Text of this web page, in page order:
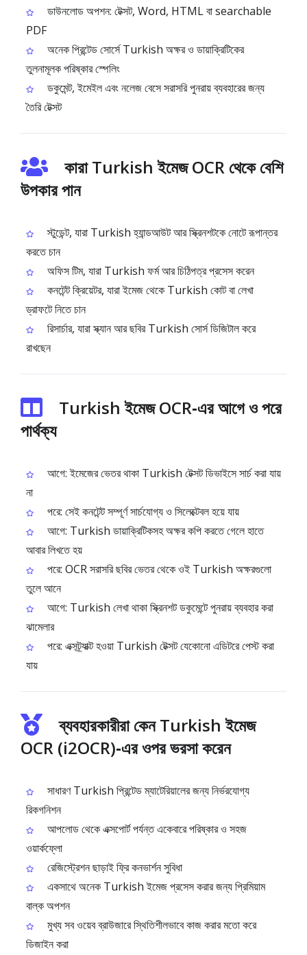
ডাউনলোড অপশন: টেক্সট, Word, HTML বা searchable
PDF
অনেক প্রিন্টেড সোর্সে Turkish অক্ষর ও ডায়াক্রিটিকের
তুলনামূলক পরিষ্কার স্পেলিং
ডকুমেন্ট, ইমেইল এবং নলেজ বেসে সরাসরি পুনরায় ব্যবহারের জন্য
তৈরি টেক্সট
কারা Turkish ইমেজ OCR থেকে বেশি
উপকার পান
স্টুডেন্ট, যারা Turkish হ্যান্ডআউট আর স্ক্রিনশটকে নোটে রূপান্তর
করতে চান
অফিস টিম, যারা Turkish ফর্ম আর চিঠিপত্র প্রসেস করেন
কনটেন্ট ক্রিয়েটর, যারা ইমেজ থেকে Turkish কোট বা লেখা
ড্রাফটে নিতে চান
রিসার্চার, যারা স্ক্যান আর ছবির Turkish সোর্স ডিজিটাল করে
রাখছেন
Turkish ইমেজ OCR‑এর আগে ও পরে
পার্থক্য
আগে: ইমেজের ভেতর থাকা Turkish টেক্সট ডিভাইসে সার্চ করা যায়
না
পরে: সেই কনটেন্ট সম্পূর্ণ সার্চযোগ্য ও সিলেক্টেবল হয়ে যায়
আগে: Turkish ডায়াক্রিটিকসহ অক্ষর কপি করতে গেলে হাতে
আবার লিখতে হয়
পরে: OCR সরাসরি ছবির ভেতর থেকে ওই Turkish অক্ষরগুলো
তুলে আনে
আগে: Turkish লেখা থাকা স্ক্রিনশট ডকুমেন্টে পুনরায় ব্যবহার করা
ঝামেলার
পরে: এক্সট্র্যাক্ট হওয়া Turkish টেক্সট যেকোনো এডিটরে পেস্ট করা
যায়
ব্যবহারকারীরা কেন Turkish ইমেজ
OCR (i2OCR)‑এর ওপর ভরসা করেন
সাধারণ Turkish প্রিন্টেড ম্যাটেরিয়ালের জন্য নির্ভরযোগ্য
রিকগনিশন
আপলোড থেকে এক্সপোর্ট পর্যন্ত একেবারে পরিষ্কার ও সহজ
ওয়ার্কফ্লো
রেজিস্ট্রেশন ছাড়াই ফ্রি কনভার্শন সুবিধা
একসাথে অনেক Turkish ইমেজ প্রসেস করার জন্য প্রিমিয়াম
বাল্ক অপশন
মুখ্য সব ওয়েব ব্রাউজারে স্থিতিশীলভাবে কাজ করার মতো করে
ডিজাইন করা